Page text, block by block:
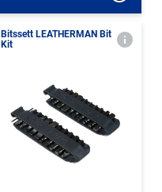
Bitssett LEATHERMAN Bit
Kit